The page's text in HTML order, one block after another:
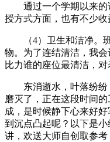
通过一个学期以来的
授方式方面，也有不少收
（4）卫生和洁净。班
物。为了连结清洁，我会
比力谁的座位最清洁，对
东消逝水，叶落纷纷
磨灭了，正在这段时间
成，是时候静下心来好
到沉点凸起呢？以下是
讲，欢送大师自创取参